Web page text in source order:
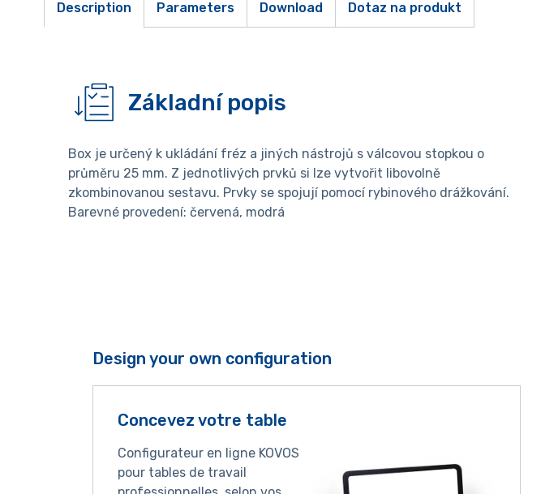
Description Parameters Download Dotaz na produkt
Základní popis
Box je určený k ukládání fréz a jiných nástrojů s válcovou stopkou o
průměru 25 mm. Z jednotlivých prvků si lze vytvořit libovolně
zkombinovanou sestavu. Prvky se spojují pomocí rybinového drážkování.
Barevné provedení: červená, modrá
Design your own configuration
Concevez votre table
Configurateur en ligne KOVOS
pour tables de travail